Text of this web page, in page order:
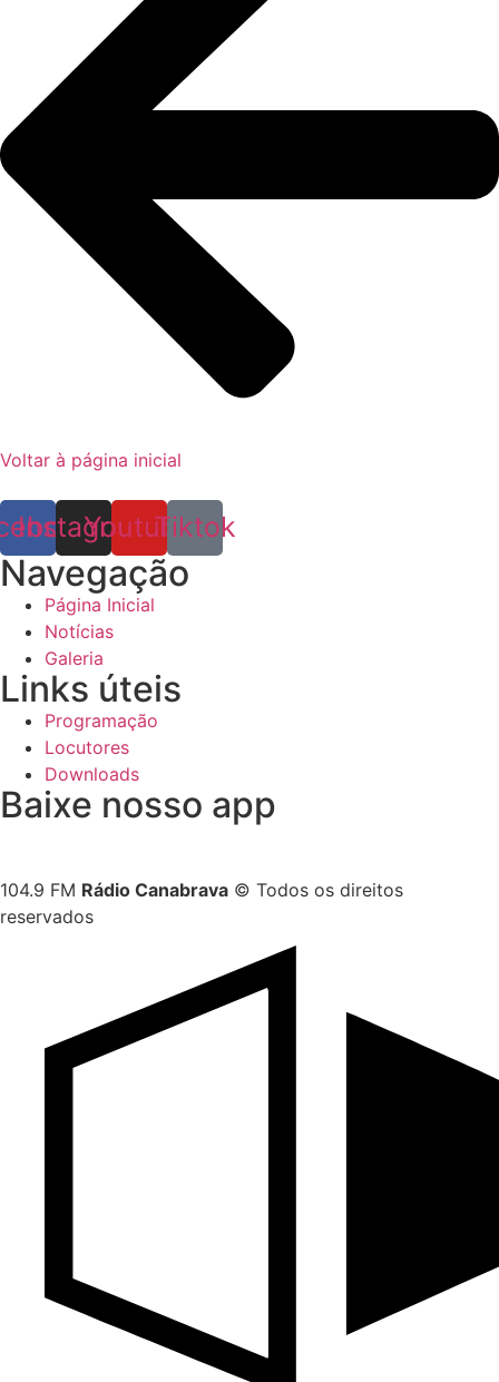
Voltar à página inicial
Instagram
YoutubeTiktok
Navegação
Página Inicial
Notícias
Galeria
Links úteis
Programação
Locutores
Downloads
Baixe nosso app
104.9 FM Rádio Canabrava © Todos os direitos
reservados